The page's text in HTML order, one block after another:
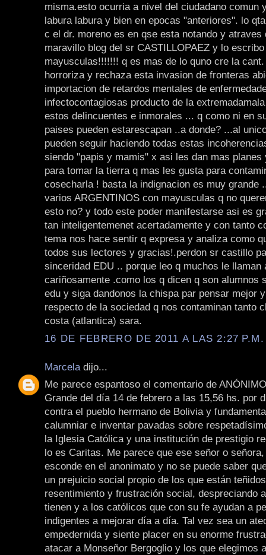
misma.esto ocurria a nivel del ciudadano comun
labura labura y bien en epocas "anteriores". lo
c el dr. moreno es en qse esta notando y atraves
maravillo blog del sr CASTILLOPAEZ y lo
mayusculas!!!!!!! q es mas de lo quno cre la
horroriza y rechaza esta invasion de fronteras
importacion de retardos mentales de
infectocontagiosas producto de la
estos delincuentes e inmorales ... q como ni en
paises pueden estarescapan ..a donde? ...al
pueden seguir haciendo todas estas
siendo "papis y mamis" x asi les dan mas planes
para tomar la tierra q mas les gusta para
cosecharla ! basta la indignacion es muy grande
varios ARGENTINOS con mayusculas q no
esto no? y todo este poder manifestarse asi es
tan inteligentemenet acertadamente y con tanto
tema nos hace sentir q expresa y analiza como
todos sus lectores y gracias!.perdon sr castillo
sinceridad EDU .. porque leo q muchos le llaman
cariñosamente .como los q dicen q son alumnos
edu y siga dandonos la chispa par pensar mejor
respecto de la sociedad q nos contaminan tanto
costa (atlantica) sara.
16 DE FEBRERO DE 2011 A LAS 2:27 P.M.
Marcela dijo...
Me parece espantoso el comentario de
Grande del día 14 de febrero a las 15,56 hs. por
contra el pueblo hermano de Bolivia y
calumniar e inventar pavadas sobre
la Iglesia Católica y una institución de prestigio
lo es Caritas. Me parece que ese señor o
esconde en el anonimato y no se puede saber
un prejuicio social propio de los que están
resentimiento y frustración social, despreciando
tienen y a los católicos que con su fe ayudan a
indigentes a mejorar día a día. Tal vez sea un
empedernida y siente placer en su enorme
atacar a Monseñor Bergoglio y los que elegimos